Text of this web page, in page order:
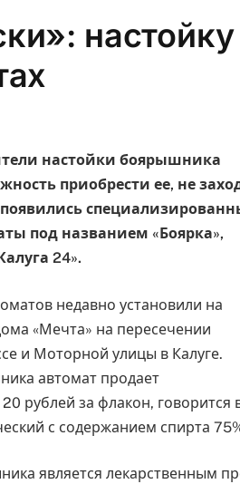
настойки боярышника
приобрести ее, не
появились
под названием «Боярка»,
24».
недавно установили на
«Мечта» на пересечении
и Моторной улицы в Калуге.
автомат продает
20 рублей за флакон,
с содержанием спирта
является лекарственным